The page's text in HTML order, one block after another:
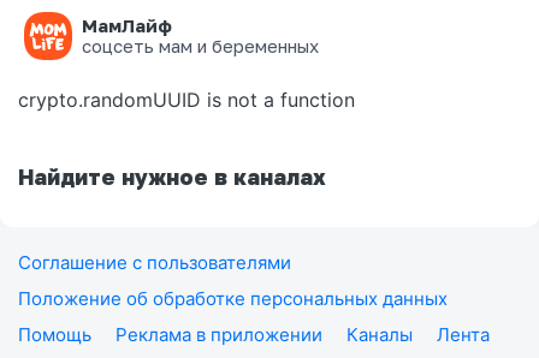
МамЛайф
соцсеть мам и беременных
Ошибка на странице
crypto.randomUUID is not a function
Найдите нужное в каналах
Соглашение с пользователями
Положение об обработке персональных данных
Помощь
Реклама в приложении Каналы
Лента